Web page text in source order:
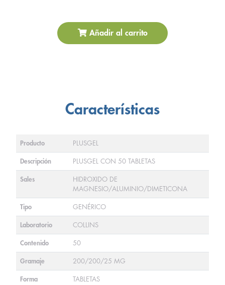
Añadir al carrito
Características
Producto PLUSGEL
Descripción PLUSGEL CON 50 TABLETAS
Sales
HIDROXIDO DE
MAGNESIO/ALUMINIO/DIMETICONA
Tipo GENÉRICO
Laboratorio COLLINS
Contenido 50
Gramaje 200/200/25 MG
Forma TABLETAS